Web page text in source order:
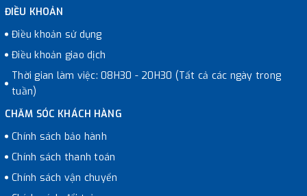
ĐIỀU KHOẢN
Điều khoản sử dụng
Điều khoản giao dịch
Thời gian làm việc: 08H30 - 20H30 (Tất cả các ngày trong
tuần)
CHĂM SÓC KHÁCH HÀNG
Chính sách bảo hành
Chính sách thanh toán
Chính sách vận chuyển